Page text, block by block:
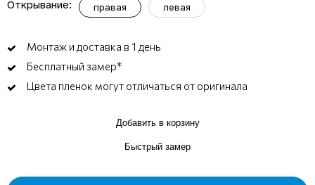
Открывание: правая левая
Монтаж и доставка в 1 день
Бесплатный замер*
Цвета пленок могут отличаться от оригинала
Добавить в корзину
Быстрый замер